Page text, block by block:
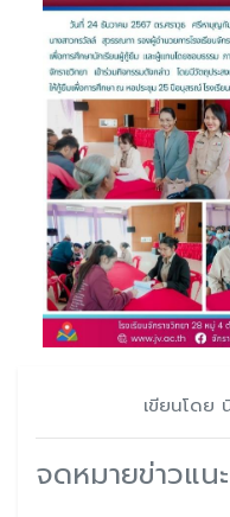
เขียนโดย
จดหมายข่าวแน